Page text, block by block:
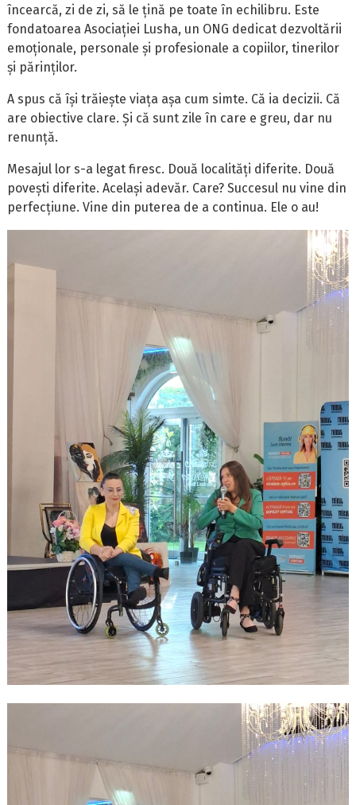
încearcă, zi de zi, să le țină pe toate în echilibru. Este
fondatoarea Asociației Lusha, un ONG dedicat dezvoltării
emoționale, personale și profesionale a copiilor, tinerilor
și părinților.
A spus că își trăiește viața așa cum simte. Că ia decizii. Că
are obiective clare. Și că sunt zile în care e greu, dar nu
renunță.
Mesajul lor s-a legat firesc. Două localități diferite. Două
povești diferite. Același adevăr. Care? Succesul nu vine din
perfecțiune. Vine din puterea de a continua. Ele o au!